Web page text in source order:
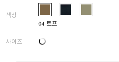
색상
04 토프
사이즈